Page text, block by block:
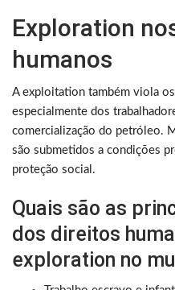
Exploration
humanos
A exploitation também viola
especialmente dos
comercialização do petróleo.
são submetidos a condições
proteção social.
Quais são as
dos direitos
exploration no